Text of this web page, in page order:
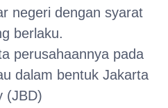
negeri dengan syarat
berlaku.
perusahaannya pada
dalam bentuk Jakarta
(JBD)